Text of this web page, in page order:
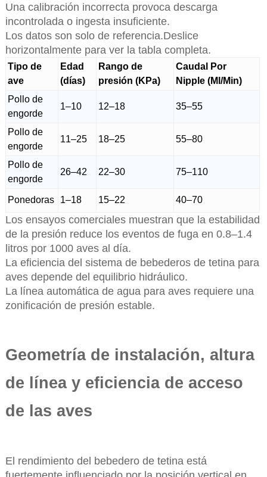
Una calibración incorrecta provoca descarga
incontrolada o ingesta insuficiente.
Los datos son solo de referencia.Deslice
horizontalmente para ver la tabla completa.
Tipo de
ave
Edad
(días)
Rango de
presión (KPa)
Caudal Por
Nipple (Ml/Min)
Pollo de
engorde
1–10 12–18 35–55
Pollo de
engorde
11–25 18–25 55–80
Pollo de
engorde
26–42 22–30 75–110
Ponedoras 1–18 15–22 40–70
Los ensayos comerciales muestran que la estabilidad
de la presión reduce los eventos de fuga en 0.8–1.4
litros por 1000 aves al día.
La eficiencia del sistema de bebederos de tetina para
aves depende del equilibrio hidráulico.
La línea automática de agua para aves requiere una
zonificación de presión estable.
Geometría de instalación, altura
de línea y eficiencia de acceso
de las aves
El rendimiento del bebedero de tetina está